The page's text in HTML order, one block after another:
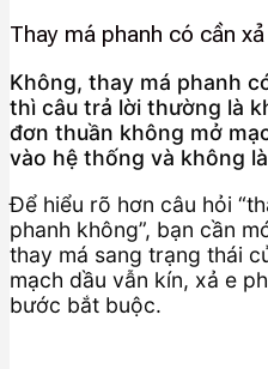
Thay má phanh có cần
Không, thay má phanh
thì câu trả lời thường là
đơn thuần không mở
vào hệ thống và không
Để hiểu rõ hơn câu hỏi
phanh không”, bạn cần
thay má sang trạng thái
mạch dầu vẫn kín, xả e
bước bắt buộc.